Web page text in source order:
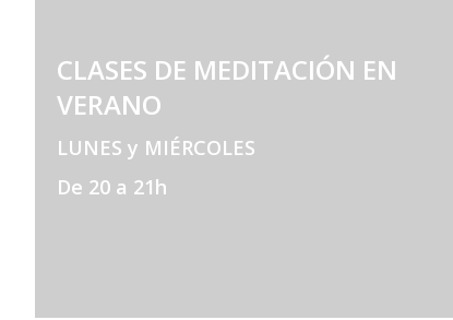
CLASES DE MEDITACIÓN EN
VERANO
LUNES y MIÉRCOLES
De 20 a 21h